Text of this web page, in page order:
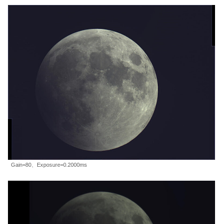
Gain=80、Exposure=0.2000ms